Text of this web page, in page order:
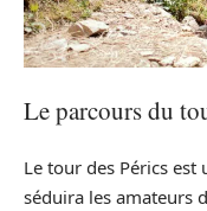
Le parcours du
Le tour des Pérics
séduira les amateurs